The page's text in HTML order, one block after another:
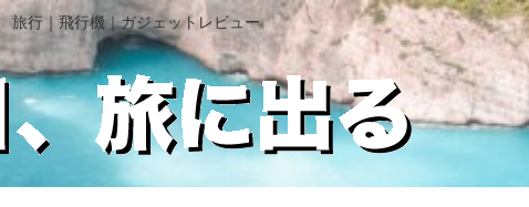
旅行｜飛行機｜ガジェットレビュー